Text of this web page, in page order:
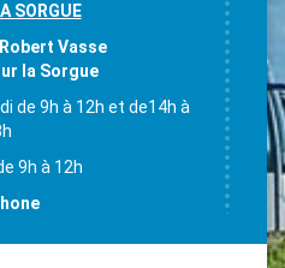
SORGUE
Vasse
la Sorgue
de 9h à 12h et de14h à
9h à 12h